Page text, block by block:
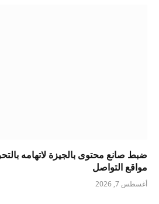
ضبط صانع محتوى بالجيزة لاتهامه
مواقع التواصل
أغسطس 7, 2026